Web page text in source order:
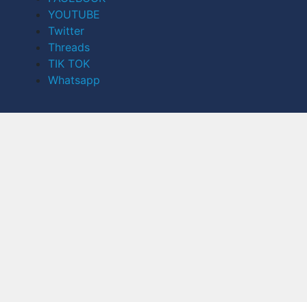
YOUTUBE
Twitter
Threads
TIK TOK
Whatsapp